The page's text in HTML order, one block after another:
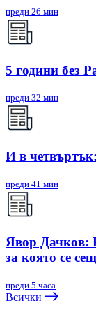
преди 26 мин
5 години без
преди 32 мин
И в
преди 41 мин
Явор Дачков:
за която се
преди 5 часа
Всички